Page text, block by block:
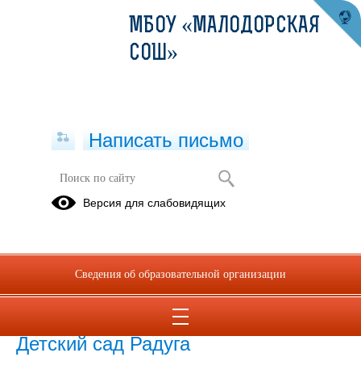
Образовательная программа
общеобразовательного учреждения
Малодорская средняя
общеобразовательная школа
Структурного подразделения
Детский сад Радуга
МБОУ «МАЛОДОРСКАЯ
СОШ»
Написать письмо
Версия для слабовидящих
Сведения об образовательной организации